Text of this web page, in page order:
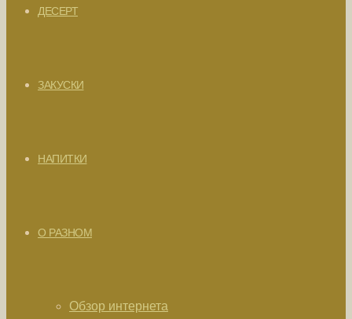
ДЕСЕРТ
ЗАКУСКИ
НАПИТКИ
О РАЗНОМ
Обзор интернета